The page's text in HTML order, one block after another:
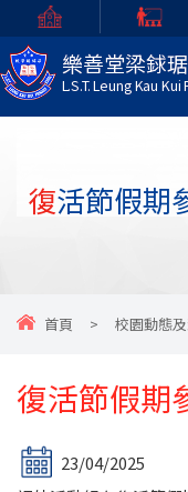
樂善堂梁銶
L.S.T. Leung Kau
復活節假
首頁 > 校園動態
復活節假期
23/04/2025